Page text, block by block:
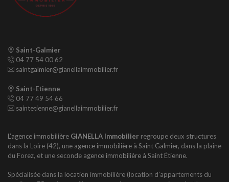
Saint-Galmier
04 77 54 00 62
saintgalmier@gianellaimmobilier.fr
Saint-Etienne
04 77 49 54 66
saintetienne@gianellaimmobilier.fr
L’agence immobilière GIANELLA Immobilier regroupe deux structures
dans la Loire (42), une agence immobilière à Saint Galmier, dans la plaine
du Forez, et une seconde agence immobilière à Saint Étienne.
Spécialisée dans la location immobilière (location d’appartements du